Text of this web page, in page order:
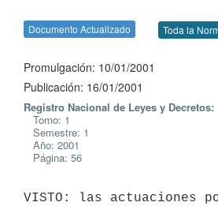
Documento Actualizado Toda la
Promulgación: 10/01/2001
Publicación: 16/01/2001
Registro Nacional de Leyes y Decretos:
Tomo: 1
Semestre: 1
Año: 2001
Página: 56
VISTO: las actuaciones